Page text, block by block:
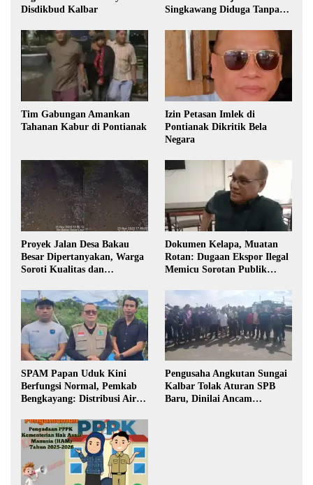
Disdikbud Kalbar
Singkawang Diduga Tanpa
Tim Gabungan Amankan
Tahanan Kabur di Pontianak
Izin Petasan Imlek di
Pontianak Dikritik Bela
Negara
Proyek Jalan Desa Bakau
Besar Dipertanyakan, Warga
Soroti Kualitas dan
Pembangunan
Dokumen Kelapa, Muatan
Rotan: Dugaan Ekspor Ilegal
Memicu Sorotan Publik
SPAM Papan Uduk Kini
Berfungsi Normal, Pemkab
Bengkayang: Distribusi Air
Warga
Pengusaha Angkutan Sungai
Kalbar Tolak Aturan SPB
Baru, Dinilai Ancam